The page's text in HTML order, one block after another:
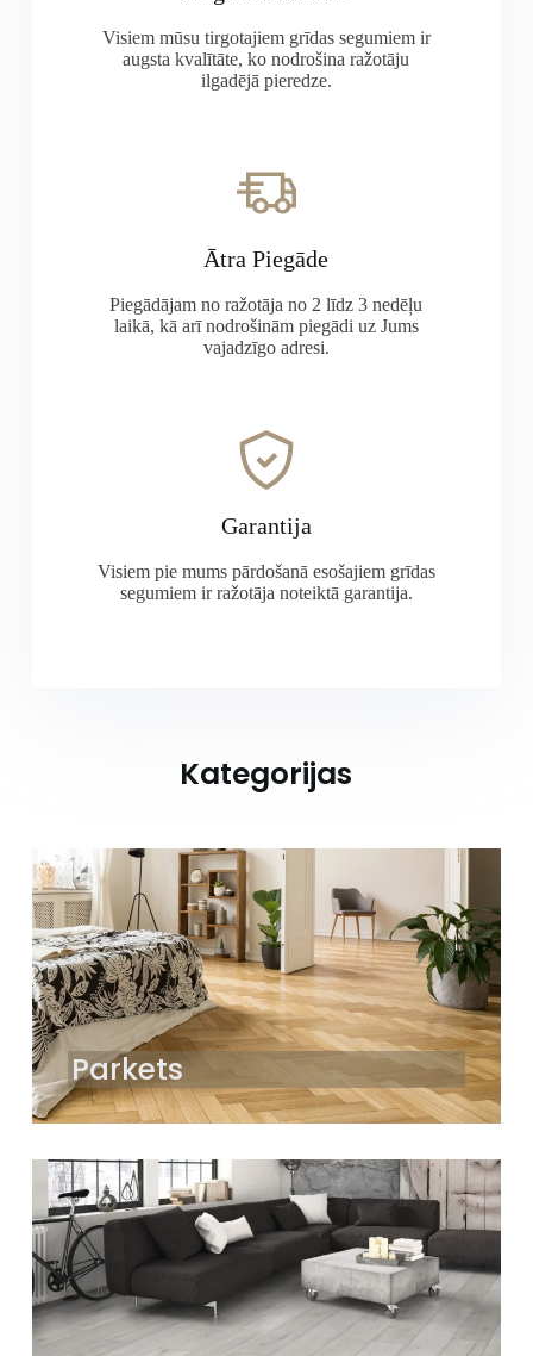
Visiem mūsu tirgotajiem grīdas segumiem ir
augsta kvalītāte, ko nodrošina ražotāju
ilgadējā pieredze.
Ātra Piegāde
Piegādājam no ražotāja no 2 līdz 3 nedēļu
laikā, kā arī nodrošinām piegādi uz Jums
vajadzīgo adresi.
Garantija
Visiem pie mums pārdošanā esošajiem grīdas
segumiem ir ražotāja noteiktā garantija.
Kategorijas
Parkets